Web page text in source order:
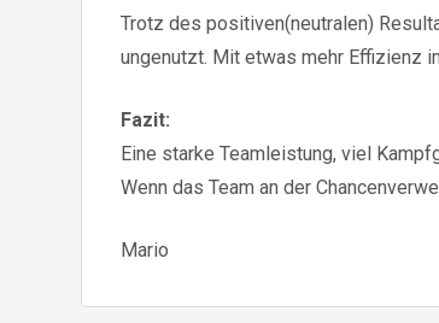
Trotz des positiven(neutralen)
ungenutzt. Mit etwas mehr Effizienz
Fazit:
Eine starke Teamleistung, viel
Wenn das Team an der
Mario